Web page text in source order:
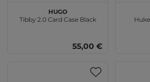
HUGO
Tibby 2.0 Card Case Black
55,00 €